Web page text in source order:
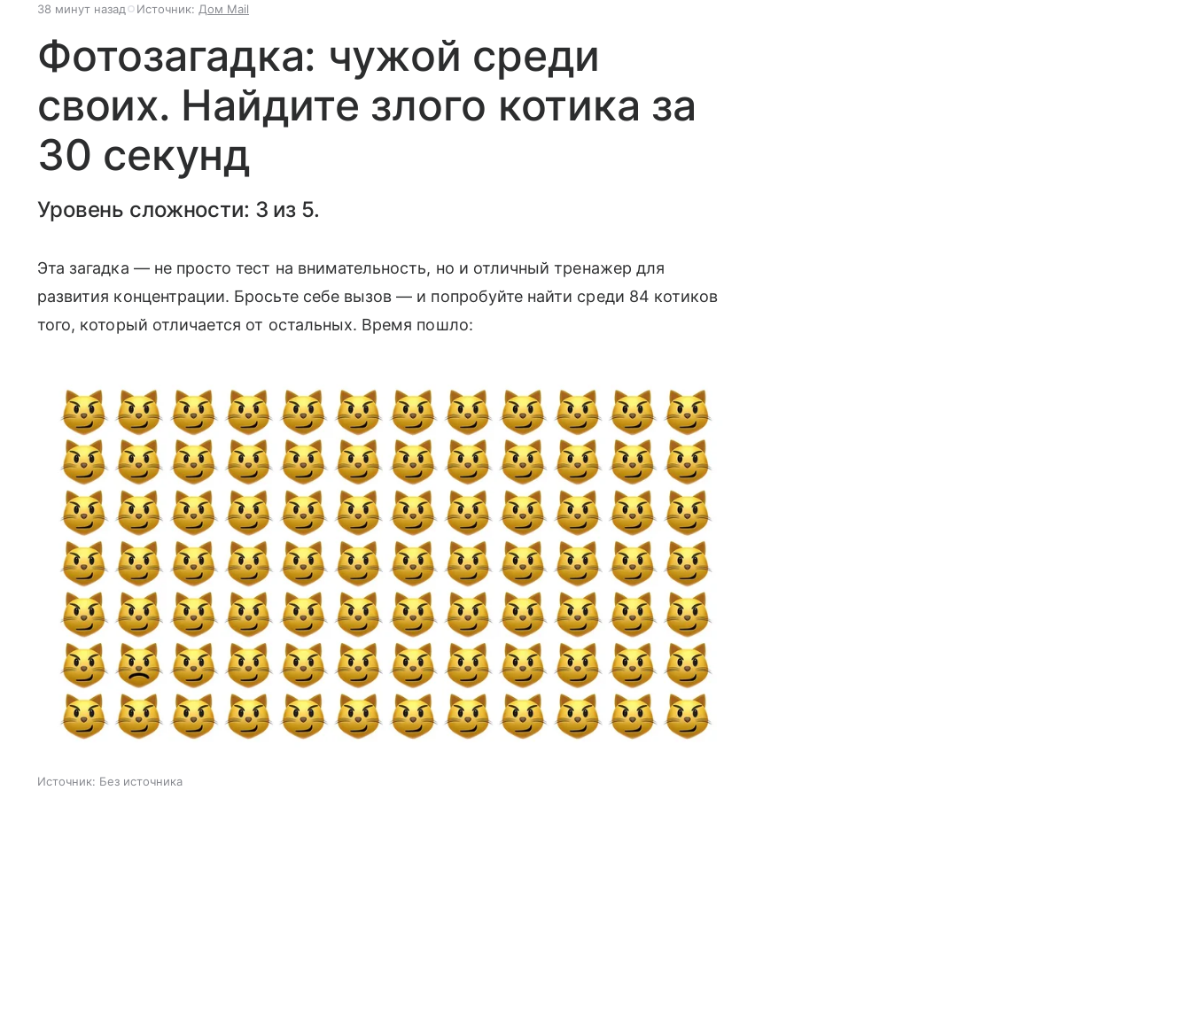
38 минут назад Источник: Дом Mail
Фотозагадка: чужой среди
своих. Найдите злого котика за
30 секунд
Уровень сложности: 3 из 5.
Эта загадка — не просто тест на внимательность, но и отличный тренажер для
развития концентрации. Бросьте себе вызов — и попробуйте найти среди 84 котиков
того, который отличается от остальных. Время пошло:
Источник: Без источника